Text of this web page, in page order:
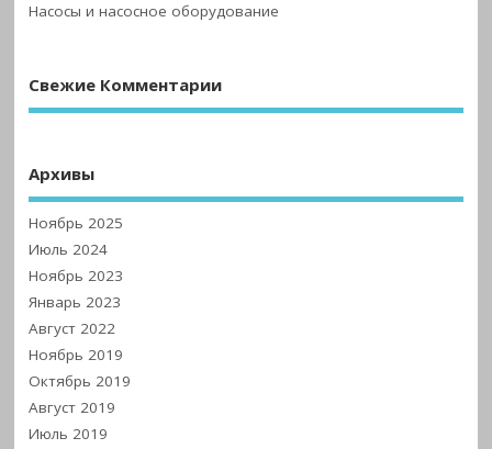
Насосы и насосное оборудование
Свежие Комментарии
Архивы
Ноябрь 2025
Июль 2024
Ноябрь 2023
Январь 2023
Август 2022
Ноябрь 2019
Октябрь 2019
Август 2019
Июль 2019